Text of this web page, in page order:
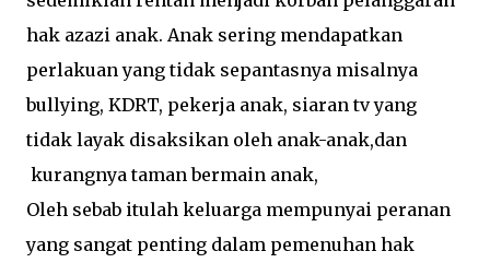
hak azazi anak. Anak sering mendapatkan
perlakuan yang tidak sepantasnya misalnya
bullying, KDRT, pekerja anak, siaran tv yang
tidak layak disaksikan oleh anak-anak,dan
kurangnya taman bermain anak,
Oleh sebab itulah keluarga mempunyai peranan
yang sangat penting dalam pemenuhan hak